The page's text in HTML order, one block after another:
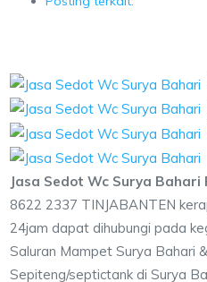
Jasa Sedot Wc Surya Bahari
8622 2337 TINJABANTEN
24jam dapat dihubungi pada
Saluran Mampet Surya Bahari
Sepiteng/septictank di Surya